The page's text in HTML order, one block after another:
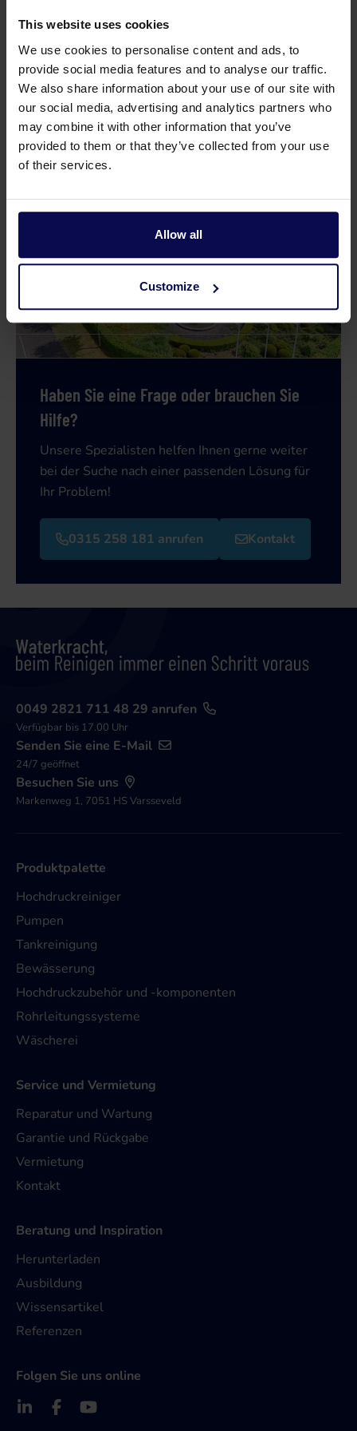
This website uses cookies
We use cookies to personalise content and ads, to
provide social media features and to analyse our traffic.
We also share information about your use of our site with
our social media, advertising and analytics partners who
may combine it with other information that you’ve
provided to them or that they’ve collected from your use
of their services.
Allow all
Customize
Strom
kW
Typ
SS71-93
Verkaufseinheit
st
Haben Sie eine Frage oder brauchen Sie
Hilfe?
Unsere Spezialisten helfen Ihnen gerne weiter
bei der Suche nach einer passenden Lösung für
Ihr Problem!
0315 258 181 anrufen Kontakt
0049 2821 711 48 29 anrufen
Verfügbar bis 17.00 Uhr
Senden Sie eine E-Mail
24/7 geöffnet
Besuchen Sie uns
Markenweg 1, 7051 HS Varsseveld
Produktpalette
Hochdruckreiniger
Pumpen
Tankreinigung
Bewässerung
Hochdruckzubehör und -komponenten
Rohrleitungssysteme
Wäscherei
Service und Vermietung
Reparatur und Wartung
Garantie und Rückgabe
Vermietung
Kontakt
Beratung und Inspiration
Herunterladen
Ausbildung
Wissensartikel
Referenzen
Folgen Sie uns online